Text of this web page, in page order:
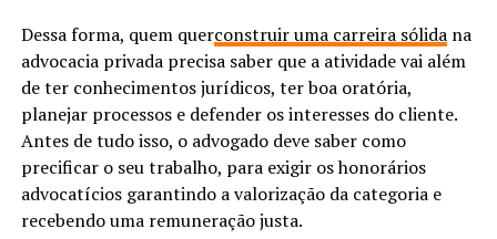
Dessa forma, quem querconstruir uma carreira sólidana
advocacia privada precisa saber que a atividade vai além
de ter conhecimentos jurídicos, ter boa oratória,
planejar processos e defender os interesses do cliente.
Antes de tudo isso, o advogado deve saber como
precificar o seu trabalho, para exigir os honorários
advocatícios garantindo a valorização da categoria e
recebendo uma remuneração justa.